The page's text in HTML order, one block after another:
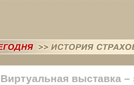
Виртуальная выставка –